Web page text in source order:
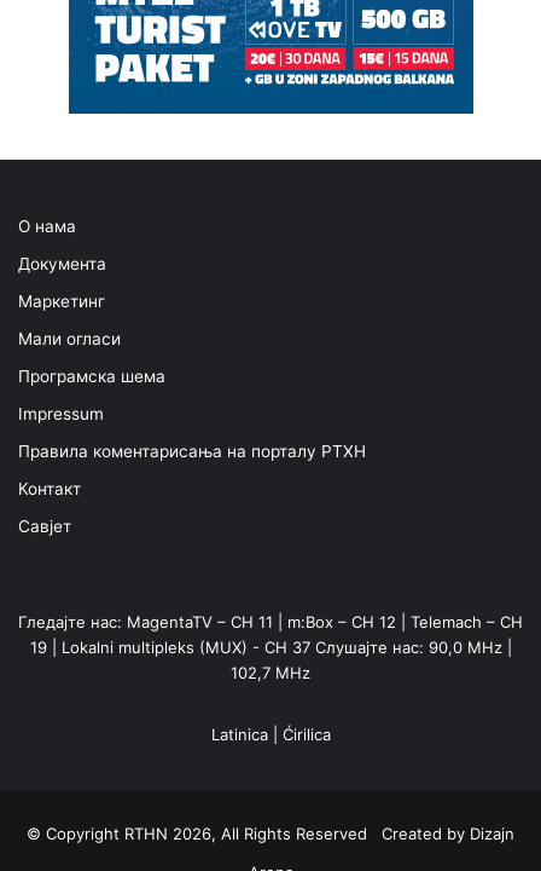
О нама
Документа
Маркетинг
Мали огласи
Програмска шема
Impressum
Правила коментарисања на порталу РТХН
Контакт
Савјет
Гледајте нас: MagentaTV – CH 11 | m:Box – CH 12 | Telemach – CH
19 | Lokalni multipleks (MUX) - CH 37 Слушајте нас: 90,0 MHz |
102,7 MHz
Latinica| Ćirilica
© Copyright RTHN 2026, All Rights Reserved Created by Dizajn